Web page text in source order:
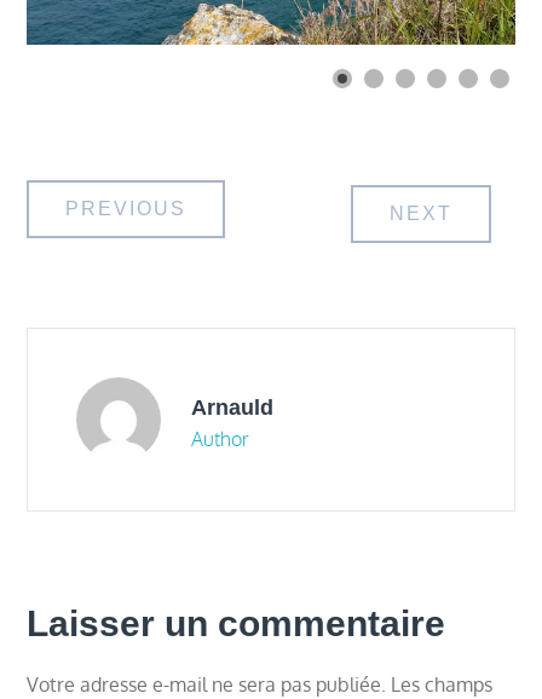
Navigation
PREVIOUS NEXT
Arnauld
Author
Laisser un commentaire
Votre adresse e-mail ne sera pas publiée. Les champs